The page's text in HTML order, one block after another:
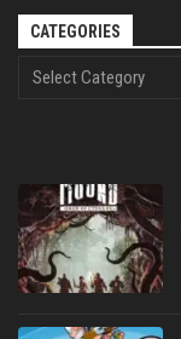
CATEGORIES